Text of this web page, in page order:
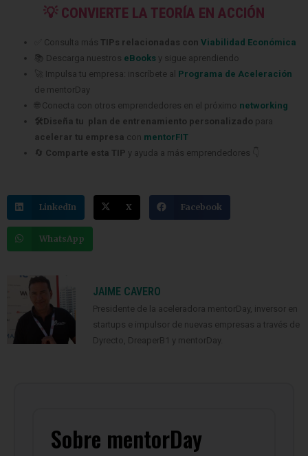
💡 CONVIERTE LA TEORÍA EN ACCIÓN
✅ Consulta más TIPs relacionadas con Viabilidad Económica
📚 Descarga nuestros eBooks y sigue aprendiendo
🚀 Impulsa tu empresa: inscríbete al Programa de Aceleración
de mentorDay
🌐 Conecta con otros emprendedores en el próximo networking
🛠️Diseña tu plan de entrenamiento personalizado para
acelerar tu empresa con mentorFIT
🔄 Comparte esta TIP y ayuda a más emprendedores 👇
LinkedIn X Facebook
WhatsApp
JAIME CAVERO
Presidente de la aceleradora mentorDay, inversor en
startups e impulsor de nuevas empresas a través de
Dyrecto, DreaperB1 y mentorDay.
Sobre mentorDay